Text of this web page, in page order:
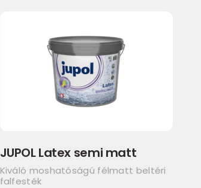
JUPOL Latex semi matt
Kiváló moshatóságú félmatt beltéri
falfesték